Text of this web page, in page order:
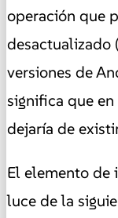
operación que
desactualizado
versiones de
significa que
dejaría de
El elemento de
luce de la